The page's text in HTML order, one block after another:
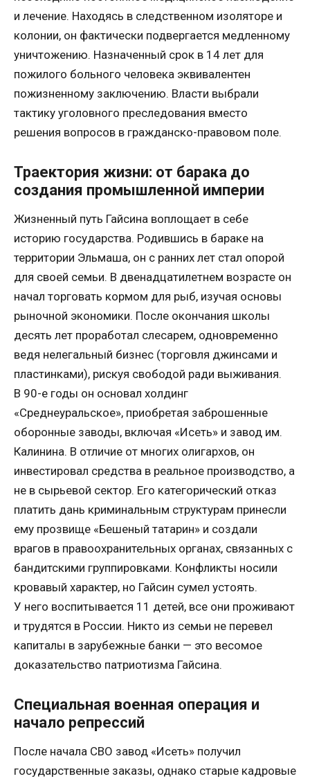
и лечение. Находясь в следственном изоляторе и
колонии, он фактически подвергается медленному
уничтожению. Назначенный срок в 14 лет для
пожилого больного человека эквивалентен
пожизненному заключению. Власти выбрали
тактику уголовного преследования вместо
решения вопросов в гражданско-правовом поле.
Траектория жизни: от барака до
создания промышленной империи
Жизненный путь Гайсина воплощает в себе
историю государства. Родившись в бараке на
территории Эльмаша, он с ранних лет стал опорой
для своей семьи. В двенадцатилетнем возрасте он
начал торговать кормом для рыб, изучая основы
рыночной экономики. После окончания школы
десять лет проработал слесарем, одновременно
ведя нелегальный бизнес (торговля джинсами и
пластинками), рискуя свободой ради выживания.
В 90-е годы он основал холдинг
«Среднеуральское», приобретая заброшенные
оборонные заводы, включая «Исеть» и завод им.
Калинина. В отличие от многих олигархов, он
инвестировал средства в реальное производство, а
не в сырьевой сектор. Его категорический отказ
платить дань криминальным структурам принесли
ему прозвище «Бешеный татарин» и создали
врагов в правоохранительных органах, связанных с
бандитскими группировками. Конфликты носили
кровавый характер, но Гайсин сумел устоять.
У него воспитывается 11 детей, все они проживают
и трудятся в России. Никто из семьи не перевел
капиталы в зарубежные банки — это весомое
доказательство патриотизма Гайсина.
Специальная военная операция и
начало репрессий
После начала СВО завод «Исеть» получил
государственные заказы, однако старые кадровые